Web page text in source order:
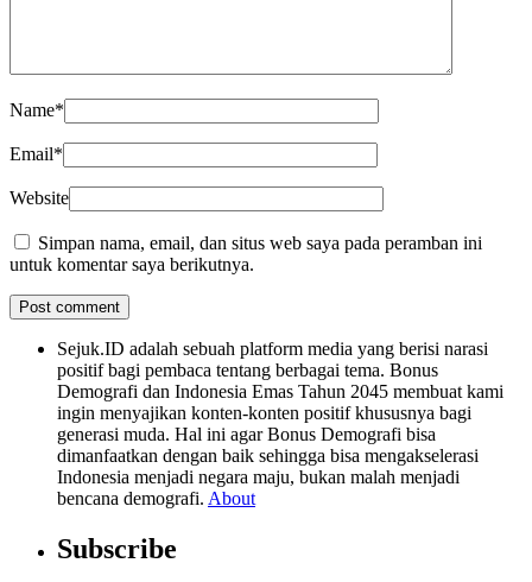
Name*
Email*
Website
Simpan nama, email, dan situs web saya pada peramban ini
untuk komentar saya berikutnya.
Sejuk.ID adalah sebuah platform media yang berisi narasi
positif bagi pembaca tentang berbagai tema. Bonus
Demografi dan Indonesia Emas Tahun 2045 membuat kami
ingin menyajikan konten-konten positif khususnya bagi
generasi muda. Hal ini agar Bonus Demografi bisa
dimanfaatkan dengan baik sehingga bisa mengakselerasi
Indonesia menjadi negara maju, bukan malah menjadi
bencana demografi. About
Subscribe